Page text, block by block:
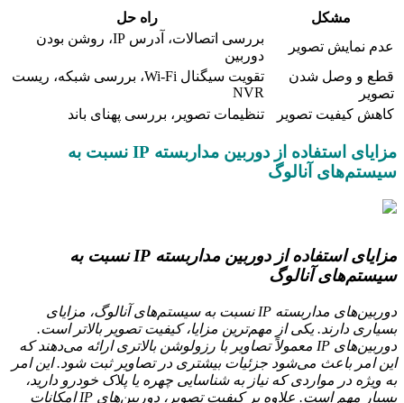
مشکل
راه حل
عدم نمایش تصویر
بررسی اتصالات، آدرس IP، روشن بودن
دوربین
قطع و وصل شدن
تصویر
تقویت سیگنال Wi-Fi، بررسی شبکه، ریست
NVR
کاهش کیفیت تصویر
تنظیمات تصویر، بررسی پهنای باند
مزایای استفاده از دوربین مداربسته IP نسبت به
سیستم‌های آنالوگ
مزایای استفاده از دوربین مداربسته IP نسبت به
سیستم‌های آنالوگ
دوربین‌های مداربسته IP نسبت به سیستم‌های آنالوگ، مزایای
بسیاری دارند. یکی از مهم‌ترین مزایا، کیفیت تصویر بالاتر است.
دوربین‌های IP معمولاً تصاویر با رزولوشن بالاتری ارائه می‌دهند که
این امر باعث می‌شود جزئیات بیشتری در تصاویر ثبت شود. این امر
به ویژه در مواردی که نیاز به شناسایی چهره یا پلاک خودرو دارید،
بسیار مهم است. علاوه بر کیفیت تصویر، دوربین‌های IP امکانات